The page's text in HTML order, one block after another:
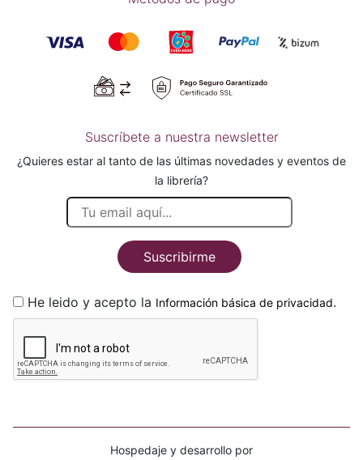
Suscríbete a nuestra newsletter
¿Quieres estar al tanto de las últimas novedades y eventos de
la librería?
Suscribirme
He leido y acepto la Información básica de privacidad.
Hospedaje y desarrollo por